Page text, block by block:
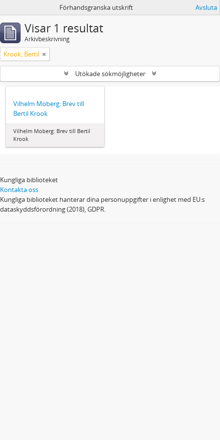
Förhandsgranska utskrift Avsluta
Visar 1 resultat
Arkivbeskrivning
Krook, Bertil
Utökade sökmöjligheter
Vilhelm Moberg: Brev till
Bertil Krook
Vilhelm Moberg: Brev till Bertil
Krook
Kungliga biblioteket
Kontakta oss
Kungliga biblioteket hanterar dina personuppgifter i enlighet med EU:s
dataskyddsförordning (2018), GDPR.